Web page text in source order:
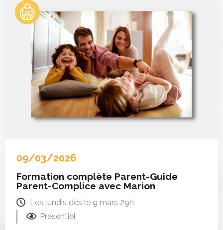
09/03/2026
Formation complète Parent-Guide
Parent-Complice avec Marion
Les lundis dès le 9 mars 29h
Présentiel